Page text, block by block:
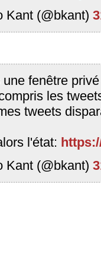
(@bkant)
fenêtre
les
tweets
l'état:
(@bkant)